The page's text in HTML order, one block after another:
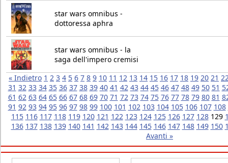
star wars omnibus -
dottoressa aphra
star wars omnibus - la
saga dell'impero cremisi
« Indietro 1 2 3 4 5 6 7 8 9 10 11 12 13 14 15 16 17 18 19 20 21
31 32 33 34 35 36 37 38 39 40 41 42 43 44 45 46 47 48 49 50 51
61 62 63 64 65 66 67 68 69 70 71 72 73 74 75 76 77 78 79 80 81
91 92 93 94 95 96 97 98 99 100 101 102 103 104 105 106 107 108
115 116 117 118 119 120 121 122 123 124 125 126 127 128 129
136 137 138 139 140 141 142 143 144 145 146 147 148 149 150
Avanti »